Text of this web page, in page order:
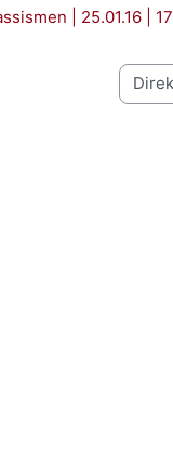
| 25.01.16 |
Direkt